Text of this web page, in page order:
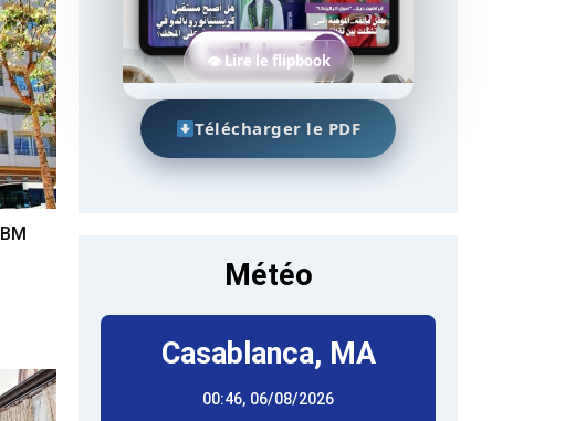
👁 Lire le flipbook
Télécharger le PDF
Météo
Casablanca, MA
00:46, 06/08/2026